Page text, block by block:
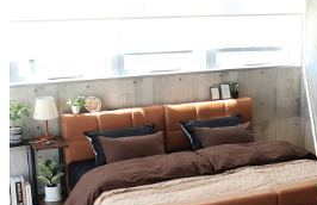
最短発送 冷感ラグ 冷感寝具